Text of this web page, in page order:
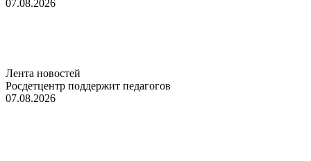
07.08.2026
Лента новостей
Росдетцентр поддержит педагогов
07.08.2026